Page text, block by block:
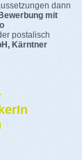
dann
mit
postalisch
Kärntner